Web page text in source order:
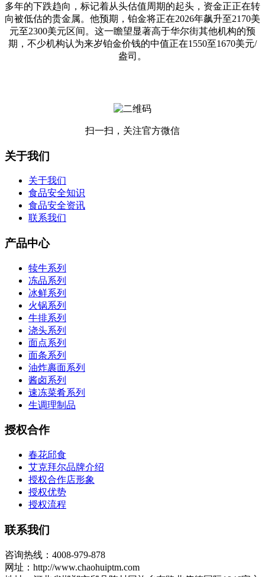
多年的下跌趋向，标记着从头估值周期的起头，资金正正在转
向被低估的贵金属。他预期，铂金将正在2026年飙升至2170美
元至2300美元区间。这一瞻望显著高于华尔街其他机构的预
期，不少机构认为来岁铂金价钱的中值正在1550至1670美元/
盎司。
扫一扫，关注官方微信
关于我们
关于我们
食品安全知识
食品安全资讯
联系我们
产品中心
犊牛系列
冻品系列
冰鲜系列
火锅系列
牛排系列
浇头系列
面点系列
面条系列
油炸裹面系列
酱卤系列
速冻菜肴系列
生调理制品
授权合作
春花邱食
艾克拜尔品牌介绍
授权合作店形象
授权优势
授权流程
联系我们
咨询热线：4008-979-878
网址：http://www.chaohuiptm.com